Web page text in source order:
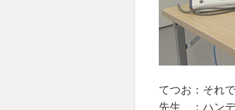
てつお：それ
先生 ：ハンデ